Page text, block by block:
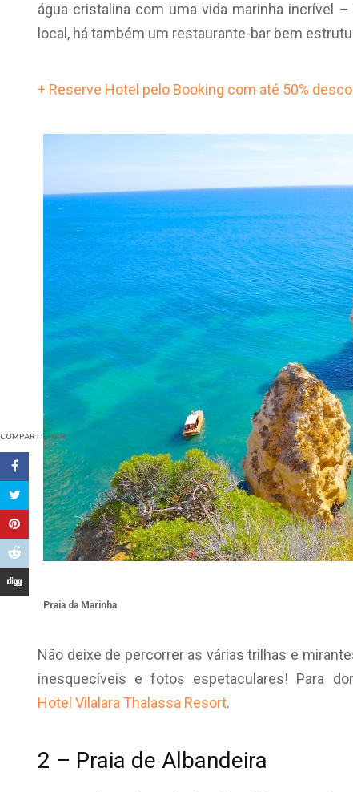
COMPARTILHAR
água cristalina com uma vida marinha incrível
local, há também um restaurante-bar bem
+ Reserve Hotel pelo Booking com até 50%
Praia da Marinha
Não deixe de percorrer as várias trilhas e
inesquecíveis e fotos espetaculares! Para
Hotel Vilalara Thalassa Resort.
2 – Praia de Albandeira